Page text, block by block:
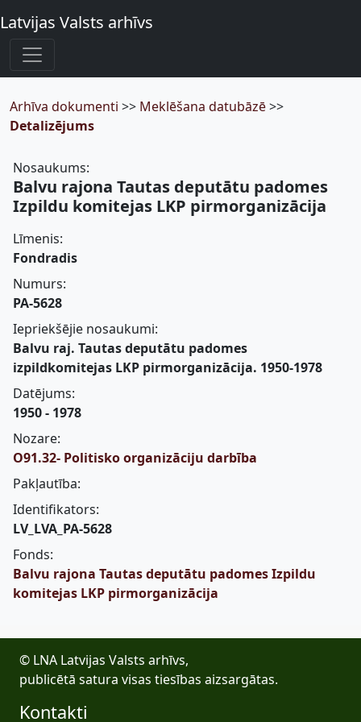
Latvijas Valsts arhīvs
Arhīva dokumenti >> Meklēšana datubāzē>>
Detalizējums
Nosaukums:
Balvu rajona Tautas deputātu padomes
Izpildu komitejas LKP pirmorganizācija
Līmenis:
Fondradis
Numurs:
PA-5628
Iepriekšējie nosaukumi:
Balvu raj. Tautas deputātu padomes
izpildkomitejas LKP pirmorganizācija. 1950-1978
Datējums:
1950 - 1978
Nozare:
O91.32- Politisko organizāciju darbība
Pakļautība:
Identifikators:
LV_LVA_PA-5628
Fonds:
Balvu rajona Tautas deputātu padomes Izpildu
komitejas LKP pirmorganizācija
© LNA Latvijas Valsts arhīvs,
publicētā satura visas tiesības aizsargātas.
Kontakti